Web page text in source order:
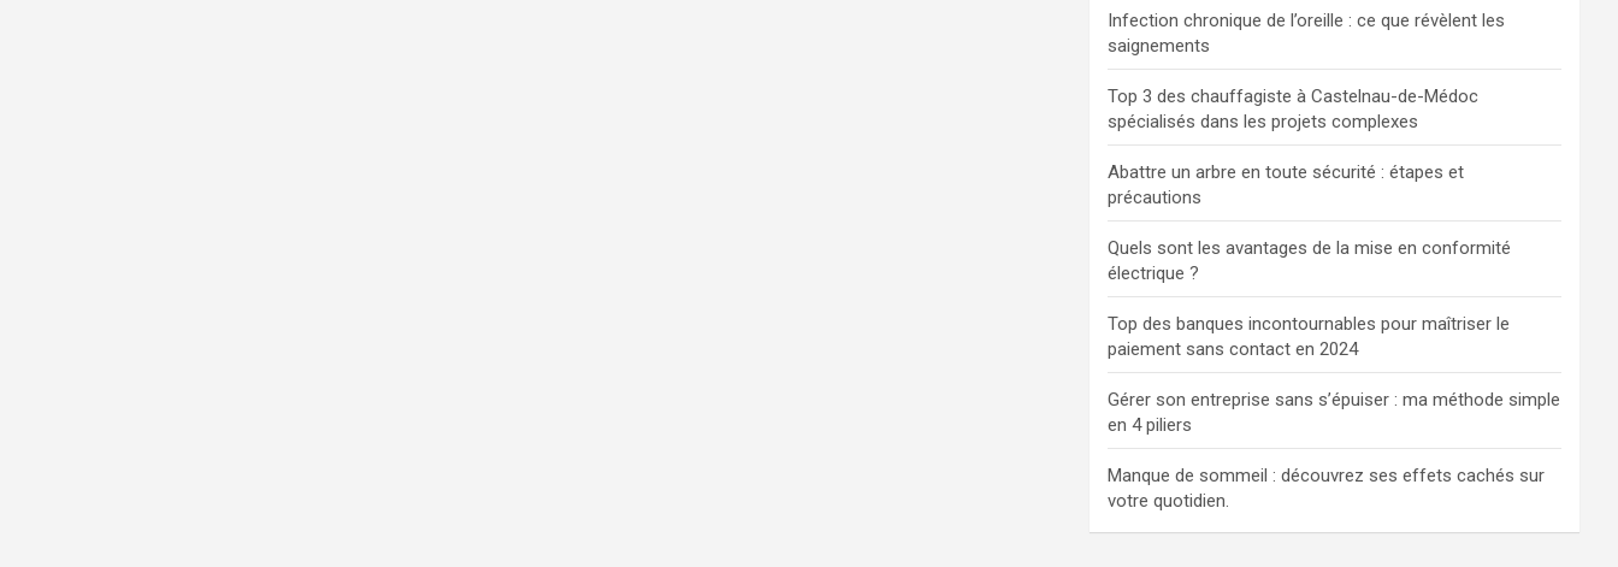
Infection chronique de l’oreille : ce que révèlent les
saignements
Top 3 des chauffagiste à Castelnau-de-Médoc
spécialisés dans les projets complexes
Abattre un arbre en toute sécurité : étapes et
précautions
Quels sont les avantages de la mise en conformité
électrique ?
Top des banques incontournables pour maîtriser le
paiement sans contact en 2024
Gérer son entreprise sans s’épuiser : ma méthode simple
en 4 piliers
Manque de sommeil : découvrez ses effets cachés sur
votre quotidien.